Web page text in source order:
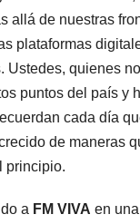
allá de nuestras
plataformas
Ustedes, quienes
puntos del país y
cada día
de maneras
principio.
a FM VIVA en